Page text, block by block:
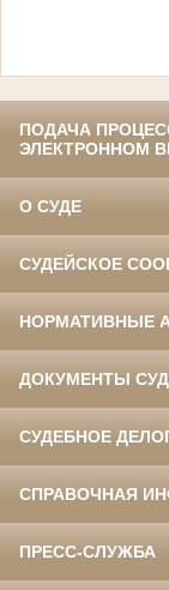
ПОДАЧА
ЭЛЕКТРОННОМ
О СУДЕ
СУДЕЙСКОЕ
НОРМАТИВНЫЕ
ДОКУМЕНТЫ
СУДЕБНОЕ
СПРАВОЧНАЯ
ПРЕСС-СЛУЖБА